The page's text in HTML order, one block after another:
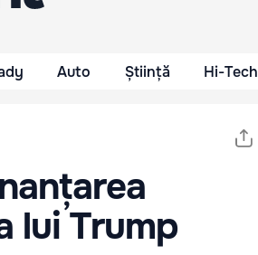
Auto Știință Hi-Tech
lui Trump